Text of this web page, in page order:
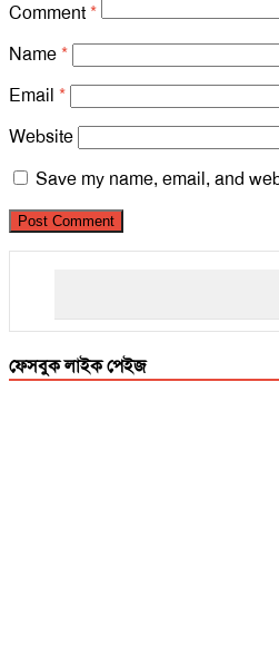
Comment *
Name *
Email *
Website
Save my name, email, and
ফেসবুক লাইক পেইজ